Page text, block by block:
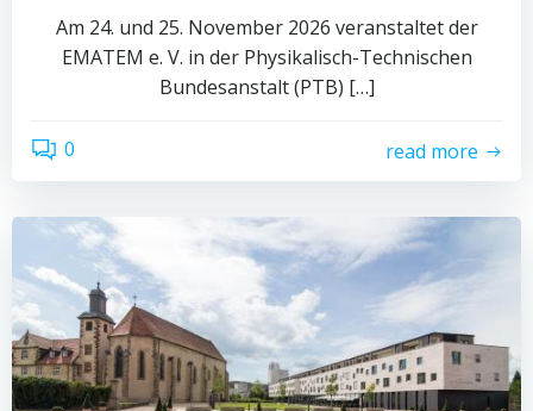
Am 24. und 25. November 2026 veranstaltet der
EMATEM e. V. in der Physikalisch-Technischen
Bundesanstalt (PTB) […]
0 read more